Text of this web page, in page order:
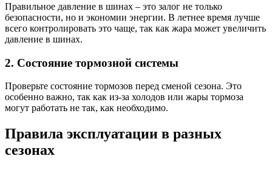
Правильное давление в шинах – это залог не только
безопасности, но и экономии энергии. В летнее время лучше
всего контролировать это чаще, так как жара может увеличить
давление в шинах.
2. Состояние тормозной системы
Проверьте состояние тормозов перед сменой сезона. Это
особенно важно, так как из-за холодов или жары тормоза
могут работать не так, как необходимо.
Правила эксплуатации в разных
сезонах